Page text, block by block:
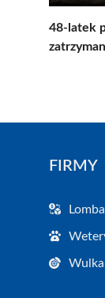
48-latek
FIRMY